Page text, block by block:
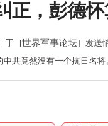
正，彭德怀
于 [世界军事论坛] 发送
共竟然没有一个抗日名将